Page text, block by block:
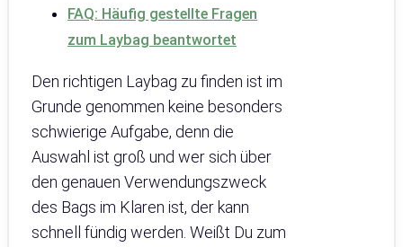
FAQ: Häufig gestellte Fragen
zum Laybag beantwortet
Den richtigen Laybag zu finden ist im
Grunde genommen keine besonders
schwierige Aufgabe, denn die
Auswahl ist groß und wer sich über
den genauen Verwendungszweck
des Bags im Klaren ist, der kann
schnell fündig werden. Weißt Du zum